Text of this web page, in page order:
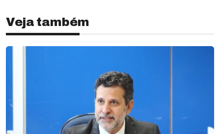
Veja também